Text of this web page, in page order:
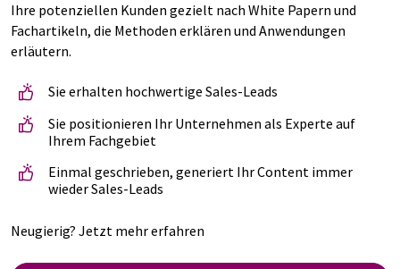
Ihre potenziellen Kunden gezielt nach White Papern und
Fachartikeln, die Methoden erklären und Anwendungen
erläutern.
Sie erhalten hochwertige Sales-Leads
Sie positionieren Ihr Unternehmen als Experte auf
Ihrem Fachgebiet
Einmal geschrieben, generiert Ihr Content immer
wieder Sales-Leads
Neugierig? Jetzt mehr erfahren